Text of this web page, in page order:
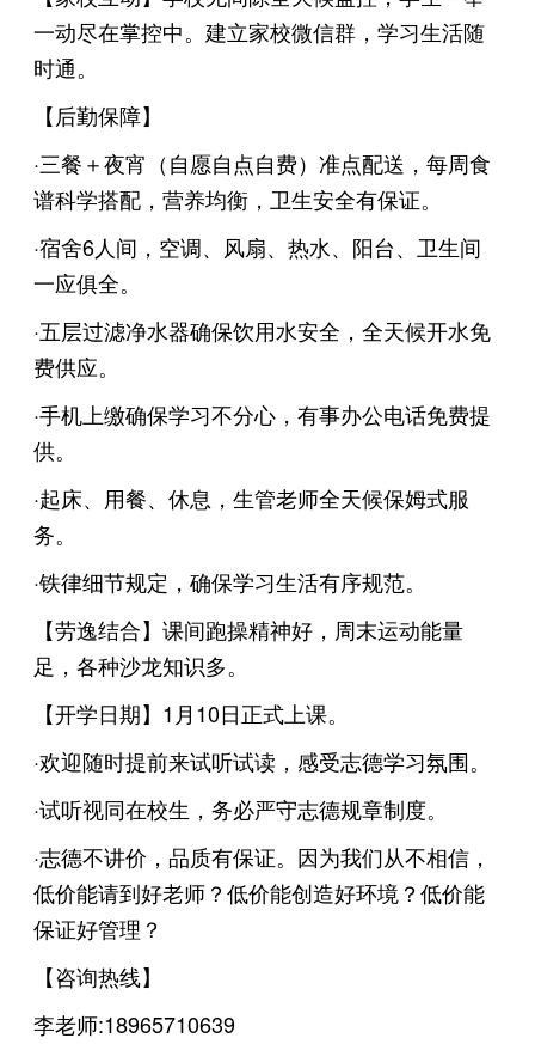
一动尽在掌控中。建立家校微信群，学习生活随
时通。
【后勤保障】
·三餐＋夜宵（自愿自点自费）准点配送，每周食
谱科学搭配，营养均衡，卫生安全有保证。
·宿舍6人间，空调、风扇、热水、阳台、卫生间
一应俱全。
·五层过滤净水器确保饮用水安全，全天候开水免
费供应。
·手机上缴确保学习不分心，有事办公电话免费提
供。
·起床、用餐、休息，生管老师全天候保姆式服
务。
·铁律细节规定，确保学习生活有序规范。
【劳逸结合】课间跑操精神好，周末运动能量
足，各种沙龙知识多。
【开学日期】1月10日正式上课。
·欢迎随时提前来试听试读，感受志德学习氛围。
·试听视同在校生，务必严守志德规章制度。
·志德不讲价，品质有保证。因为我们从不相信，
低价能请到好老师？低价能创造好环境？低价能
保证好管理？
【咨询热线】
李老师:18965710639